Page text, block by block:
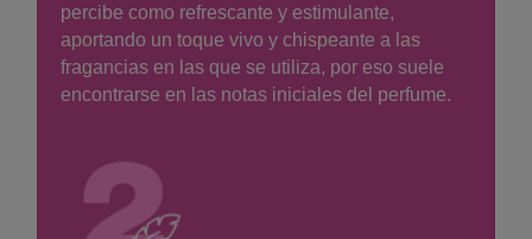
percibe como refrescante y estimulante,
aportando un toque vivo y chispeante a las
fragancias en las que se utiliza, por eso suele
encontrarse en las notas iniciales del perfume.